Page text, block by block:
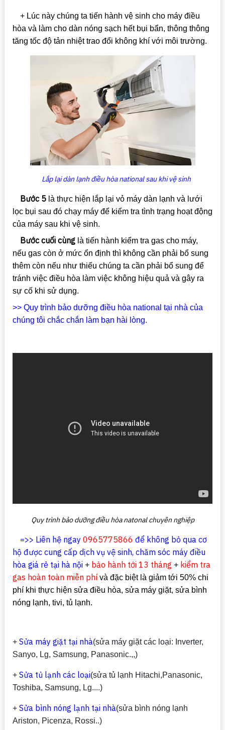
+ Lúc này chúng ta tiến hành vệ sinh cho máy điều
hòa và làm cho dàn nóng sạch hết bụi bẩn, thông thông
tăng tốc độ tản nhiệt trao đổi không khí với môi trường.
Lắp lại dàn lạnh điều hòa national sau khi vệ sinh
Bước 5 là thực hiện lắp lại vỏ máy dàn lạnh và lưới
lọc bụi sau đó chạy máy để kiểm tra tình trạng hoạt động
của máy sau khi vệ sinh.
Bước cuối cùng là tiến hành kiểm tra gas cho máy,
nếu gas còn ở mức ổn định thì không cần phải bổ sung
thêm còn nếu như thiếu chúng ta cần phải bổ sung để
tránh việc điều hòa làm việc không hiệu quả và gây ra
sự cố khi sử dụng.
>> Quy trình bảo dưỡng điều hòa national tại nhà của
chúng tôi chắc chắn làm bạn hài lòng.
Quy trình bảo dưỡng điều hòa natonal chuyên nghiệp
=>> Liên hệ ngay 0965775866 để không bỏ qua cơ
hộ được cung cấp dịch vụ vệ sinh, chăm sóc máy điều
hòa giá rẻ tại hà nội + bảo hành tới 13 tháng + kiểm tra
gas hoàn toàn miễn phí và đặc biệt là giảm tới 50% chi
phí khi thực hiện sửa điều hòa, sửa máy giặt, sửa bình
nóng lạnh, tivi, tủ lạnh.
+ Sửa máy giặt tại nhà(sửa máy giặt các loại: Inverter,
Sanyo, Lg, Samsung, Panasonic.,,)
+ Sửa tủ lạnh các loại(sửa tủ lạnh Hitachi,Panasonic,
Toshiba, Samsung, Lg....)
+ Sửa bình nóng lạnh tại nhà(sửa bình nóng lạnh
Ariston, Picenza, Rossi..)